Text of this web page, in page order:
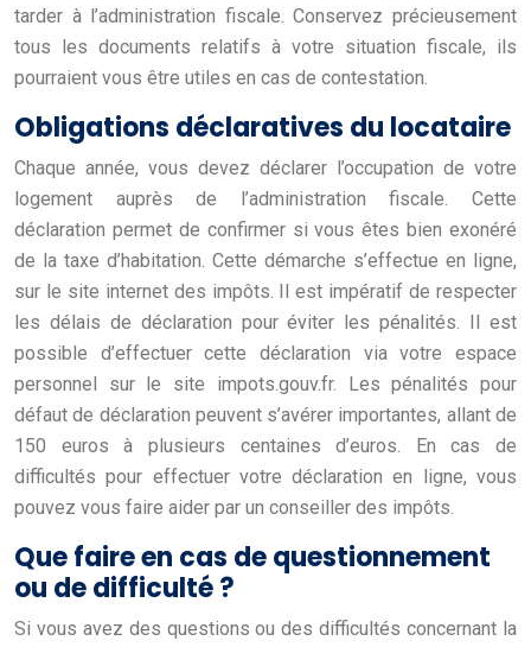
tarder à l’administration fiscale. Conservez précieusement
tous les documents relatifs à votre situation fiscale, ils
pourraient vous être utiles en cas de contestation.
Obligations déclaratives du locataire
Chaque année, vous devez déclarer l’occupation de votre
logement auprès de l’administration fiscale. Cette
déclaration permet de confirmer si vous êtes bien exonéré
de la taxe d’habitation. Cette démarche s’effectue en ligne,
sur le site internet des impôts. Il est impératif de respecter
les délais de déclaration pour éviter les pénalités. Il est
possible d’effectuer cette déclaration via votre espace
personnel sur le site impots.gouv.fr. Les pénalités pour
défaut de déclaration peuvent s’avérer importantes, allant de
150 euros à plusieurs centaines d’euros. En cas de
difficultés pour effectuer votre déclaration en ligne, vous
pouvez vous faire aider par un conseiller des impôts.
Que faire en cas de questionnement
ou de difficulté ?
Si vous avez des questions ou des difficultés concernant la